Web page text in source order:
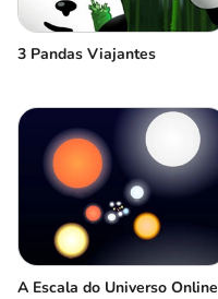
3 Pandas Viajantes
A Escala do Universo Online